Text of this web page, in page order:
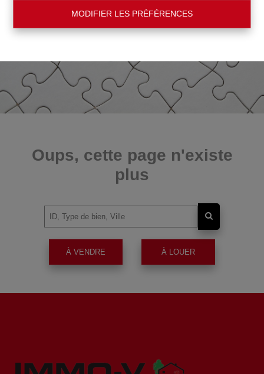
MODIFIER LES PRÉFÉRENCES
Oups, cette page n'existe
plus
À VENDRE À LOUER